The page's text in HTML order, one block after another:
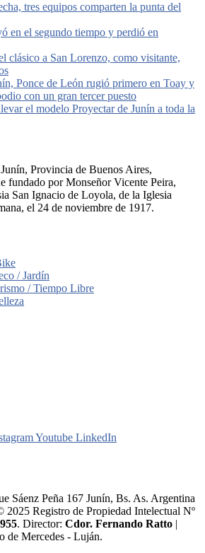
tres equipos comparten la punta del
en el segundo tiempo y perdió en
clásico a San Lorenzo, como visitante,
Ponce de León rugió primero en Toay y
con un gran tercer puesto
el modelo Proyectar de Junín a toda la
Provincia de Buenos Aires,
fundado por Monseñor Vicente Peira,
San Ignacio de Loyola, de la Iglesia
el 24 de noviembre de 1917.
/ Jardín
/ Tiempo Libre
Youtube LinkedIn
Sáenz Peña 167 Junín, Bs. As. Argentina
2025 Registro de Propiedad Intelectual Nº
. Director:​ Cdor. Fernando Ratto |
de Mercedes - Luján.